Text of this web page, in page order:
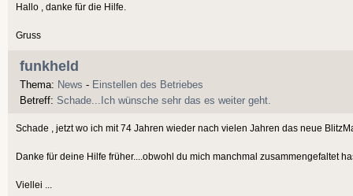
Hallo , danke für die Hilfe.
Gruss
funkheld
Thema: News - Einstellen des Betriebes
Betreff: Schade...Ich wünsche sehr das es weiter geht.
Schade , jetzt wo ich mit 74 Jahren wieder nach vielen Jahren das neue
Danke für deine Hilfe früher....obwohl du mich manchmal zusammengefaltet
Viellei ...